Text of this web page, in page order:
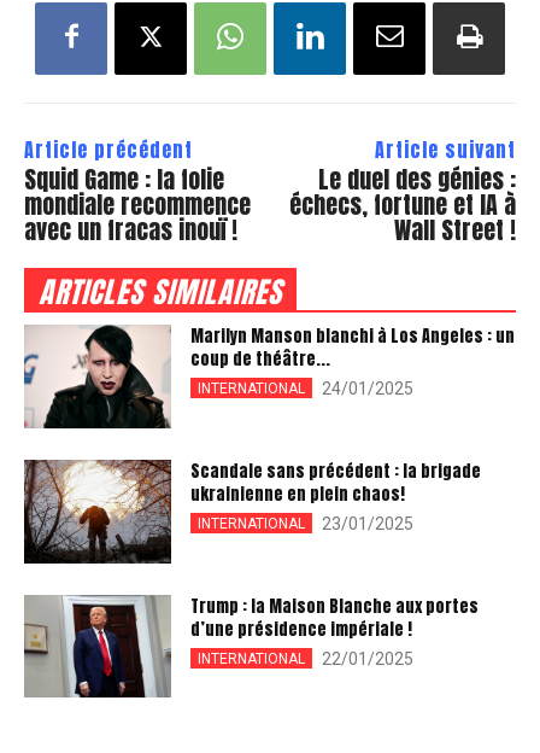
Article précédent
Squid Game : la folie
mondiale recommence
avec un fracas inouï !
Article suivant
Le duel des génies :
échecs, fortune et IA à
Wall Street !
ARTICLES SIMILAIRES
Marilyn Manson blanchi à Los Angeles : un
coup de théâtre...
INTERNATIONAL 24/01/2025
Scandale sans précédent : la brigade
ukrainienne en plein chaos!
INTERNATIONAL 23/01/2025
Trump : la Maison Blanche aux portes
d’une présidence impériale !
INTERNATIONAL 22/01/2025